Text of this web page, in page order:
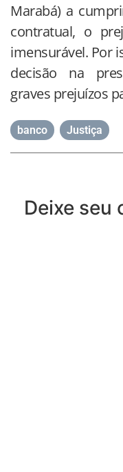
Marabá) a
contratual, o
imensurável. Por
decisão na
graves prejuízos
banco Justiça
Deixe seu